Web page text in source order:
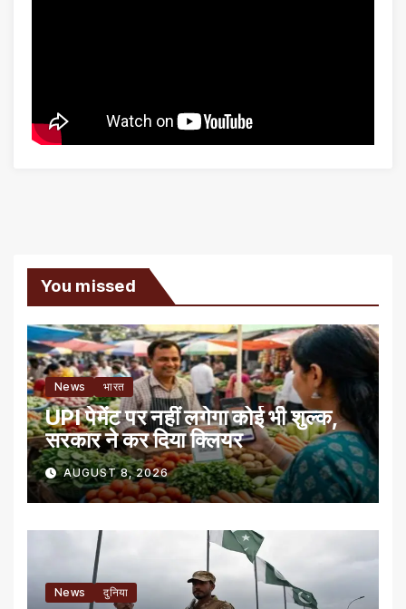
You missed
News भारत
UPI पेमेंट पर नहीं लगेगा कोई भी शुल्क,
सरकार ने कर दिया क्लियर
AUGUST 8, 2026
News दुनिया